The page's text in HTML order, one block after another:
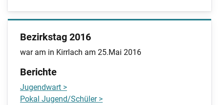
Bezirkstag 2016
war am in Kirrlach am 25.Mai 2016
Berichte
Jugendwart >
Pokal Jugend/Schüler >